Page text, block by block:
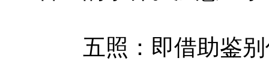
五照：即借助鉴别